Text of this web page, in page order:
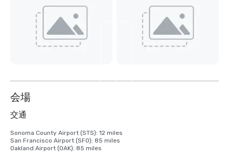
を
会場
交通
Sonoma County Airport (STS): 12 miles
San Francisco Airport (SFO): 85 miles
Oakland Airport (OAK): 85 miles